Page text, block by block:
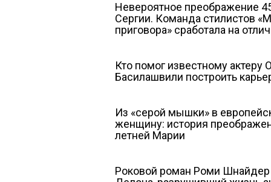
Невероятное преображение
Сергии. Команда стилистов
приговора» сработала на
Кто помог известному актеру
Басилашвили построить
Из «серой мышки» в
женщину: история
летней Марии
Роковой роман Роми Шнайдер